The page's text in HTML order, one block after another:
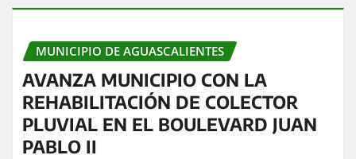
MUNICIPIO DE AGUASCALIENTES
AVANZA MUNICIPIO CON LA
REHABILITACIÓN DE COLECTOR
PLUVIAL EN EL BOULEVARD JUAN
PABLO II